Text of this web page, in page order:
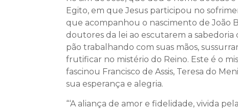
Egito, em que Jesus participou no
que acompanhou o nascimento de João
doutores da lei ao escutarem a
pão trabalhando com suas mãos,
frutificar no mistério do Reino. Este é o
fascinou Francisco de Assis, Teresa do
sua esperança e alegria.
“‘A aliança de amor e fidelidade, vivida